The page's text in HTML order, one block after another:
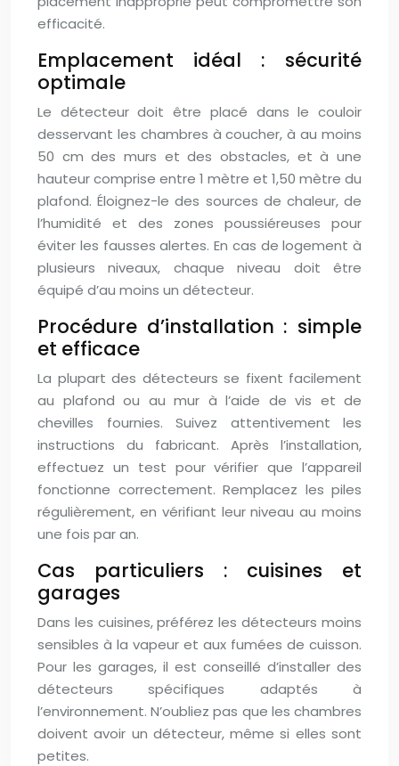
efficacité.
Emplacement idéal : sécurité
optimale
Le détecteur doit être placé dans le couloir
desservant les chambres à coucher, à au moins
50 cm des murs et des obstacles, et à une
hauteur comprise entre 1 mètre et 1,50 mètre du
plafond. Éloignez-le des sources de chaleur, de
l’humidité et des zones poussiéreuses pour
éviter les fausses alertes. En cas de logement à
plusieurs niveaux, chaque niveau doit être
équipé d’au moins un détecteur.
Procédure d’installation : simple
et efficace
La plupart des détecteurs se fixent facilement
au plafond ou au mur à l’aide de vis et de
chevilles fournies. Suivez attentivement les
instructions du fabricant. Après l’installation,
effectuez un test pour vérifier que l’appareil
fonctionne correctement. Remplacez les piles
régulièrement, en vérifiant leur niveau au moins
une fois par an.
Cas particuliers : cuisines et
garages
Dans les cuisines, préférez les détecteurs moins
sensibles à la vapeur et aux fumées de cuisson.
Pour les garages, il est conseillé d’installer des
détecteurs spécifiques adaptés à
l’environnement. N’oubliez pas que les chambres
doivent avoir un détecteur, même si elles sont
petites.